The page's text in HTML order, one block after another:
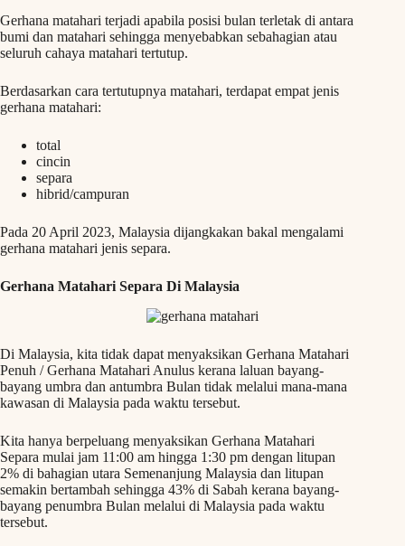
Gerhana matahari terjadi apabila posisi bulan terletak di antara
bumi dan matahari sehingga menyebabkan sebahagian atau
seluruh cahaya matahari tertutup.
Berdasarkan cara tertutupnya matahari, terdapat empat jenis
gerhana matahari:
total
cincin
separa
hibrid/campuran
Pada 20 April 2023, Malaysia dijangkakan bakal mengalami
gerhana matahari jenis separa.
Gerhana Matahari Separa Di Malaysia
Di Malaysia, kita tidak dapat menyaksikan Gerhana Matahari
Penuh / Gerhana Matahari Anulus kerana laluan bayang-
bayang umbra dan antumbra Bulan tidak melalui mana-mana
kawasan di Malaysia pada waktu tersebut.
Kita hanya berpeluang menyaksikan Gerhana Matahari
Separa mulai jam 11:00 am hingga 1:30 pm dengan litupan
2% di bahagian utara Semenanjung Malaysia dan litupan
semakin bertambah sehingga 43% di Sabah kerana bayang-
bayang penumbra Bulan melalui di Malaysia pada waktu
tersebut.